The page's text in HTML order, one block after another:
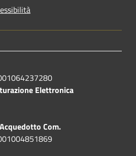
Elettronica
Com.